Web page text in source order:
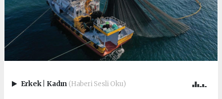
Erkek Kadın (Haberi Sesli Oku)